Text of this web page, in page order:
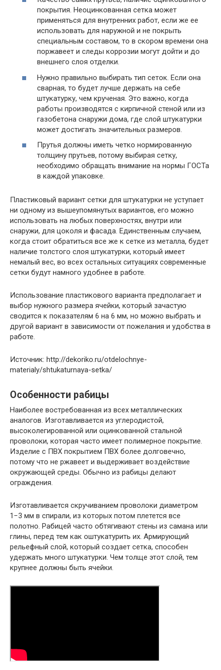
покрытия. Неоцинкованная сетка может
применяться для внутренних работ, если же ее
использовать для наружной и не покрыть
специальным составом, то в скором времени она
поржавеет и следы коррозии могут дойти и до
внешнего слоя отделки.
Нужно правильно выбирать тип сеток. Если она
сварная, то будет лучше держать на себе
штукатурку, чем крученая. Это важно, когда
работы производятся с кирпичной стеной или из
газобетона снаружи дома, где слой штукатурки
может достигать значительных размеров.
Прутья должны иметь четко нормированную
толщину прутьев, потому выбирая сетку,
необходимо обращать внимание на нормы ГОСТа
в каждой упаковке.
Пластиковый вариант сетки для штукатурки не уступает
ни одному из вышеупомянутых вариантов, его можно
использовать на любых поверхностях, внутри или
снаружи, для цоколя и фасада. Единственным случаем,
когда стоит обратиться все же к сетке из металла, будет
наличие толстого слоя штукатурки, который имеет
немалый вес, во всех остальных ситуациях современные
сетки будут намного удобнее в работе.
Использование пластикового варианта предполагает и
выбор нужного размера ячейки, который зачастую
сводится к показателям 6 на 6 мм, но можно выбрать и
другой вариант в зависимости от пожелания и удобства в
работе.
Источник: http://dekoriko.ru/otdelochnye-
materialy/shtukaturnaya-setka/
Особенности рабицы
Наиболее востребованная из всех металлических
аналогов. Изготавливается из углеродистой,
высоколегированной или оцинкованной стальной
проволоки, которая часто имеет полимерное покрытие.
Изделие с ПВХ покрытием ПВХ более долговечно,
потому что не ржавеет и выдерживает воздействие
окружающей среды. Обычно из рабицы делают
ограждения.
Изготавливается скручиванием проволоки диаметром
1−3 мм в спирали, из которых потом плетется все
полотно. Рабицей часто обтягивают стены из самана или
глины, перед тем как оштукатурить их. Армирующий
рельефный слой, который создает сетка, способен
удержать много штукатурки. Чем толще этот слой, тем
крупнее должны быть ячейки.